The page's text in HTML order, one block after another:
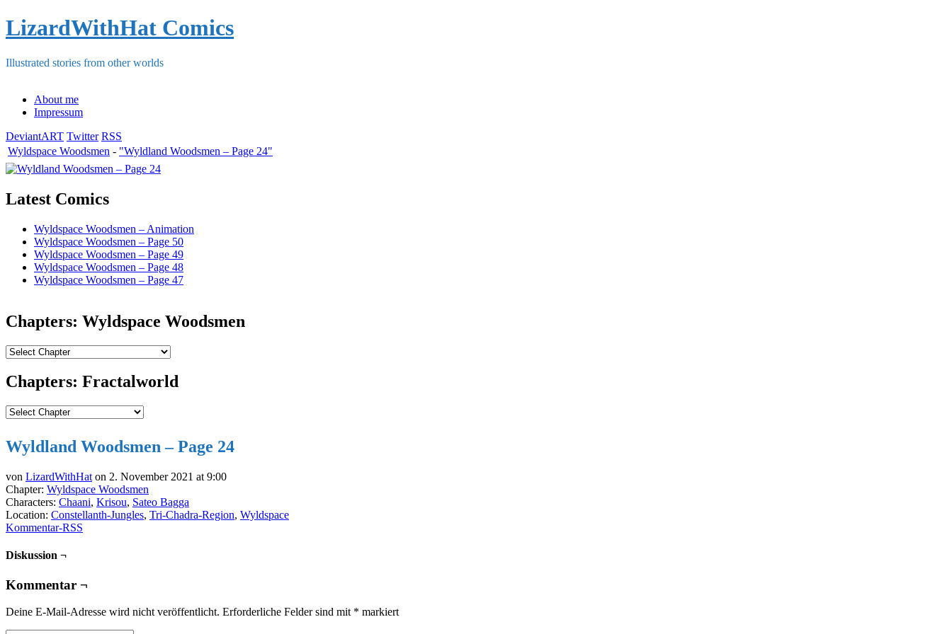
LizardWithHat Comics
Illustrated stories from other worlds
About me
Impressum
DeviantART Twitter RSS
Wyldspace Woodsmen - "Wyldland Woodsmen – Page 24"
Latest Comics
Wyldspace Woodsmen – Animation
Wyldspace Woodsmen – Page 50
Wyldspace Woodsmen – Page 49
Wyldspace Woodsmen – Page 48
Wyldspace Woodsmen – Page 47
Chapters: Wyldspace Woodsmen
Chapters: Fractalworld
Wyldland Woodsmen – Page 24
von LizardWithHat on 2. November 2021 at 9:00
Chapter: Wyldspace Woodsmen
Characters: Chaani, Krisou, Sateo Bagga
Location: Constellanth-Jungles, Tri-Chadra-Region, Wyldspace
Kommentar-RSS
Diskussion ¬
Kommentar ¬
Deine E-Mail-Adresse wird nicht veröffentlicht. Erforderliche Felder sind mit * markiert